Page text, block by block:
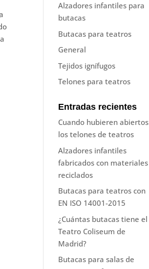
Alzadores infantiles para
butacas
Butacas para teatros
General
Tejidos ignífugos
Telones para teatros
Entradas recientes
Cuando hubieren abiertos
los telones de teatros
Alzadores infantiles
fabricados con materiales
reciclados
Butacas para teatros con
EN ISO 14001-2015
¿Cuántas butacas tiene el
Teatro Coliseum de
Madrid?
Butacas para salas de